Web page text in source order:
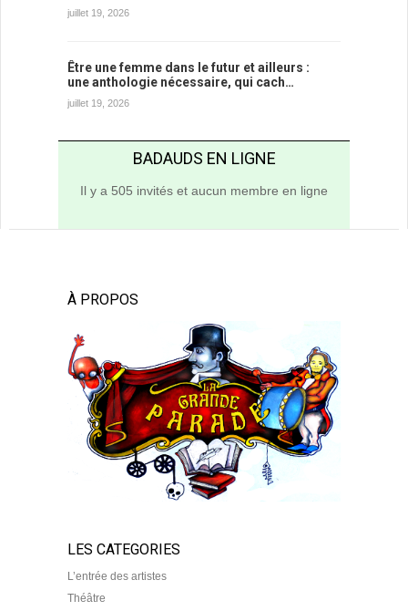
juillet 19, 2026
Être une femme dans le futur et ailleurs :
une anthologie nécessaire, qui cach…
juillet 19, 2026
BADAUDS EN LIGNE
Il y a 505 invités et aucun membre en ligne
À PROPOS
LES CATEGORIES
L’entrée des artistes
Théâtre